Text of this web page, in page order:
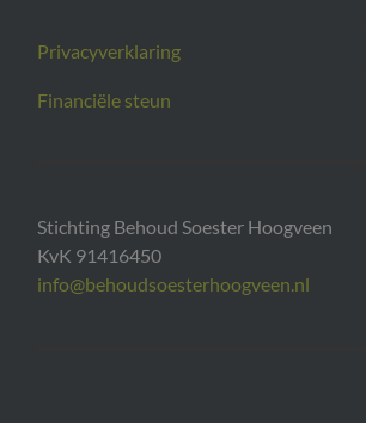
Privacyverklaring
Financiële steun
Stichting Behoud Soester Hoogveen
KvK 91416450
info@behoudsoesterhoogveen.nl